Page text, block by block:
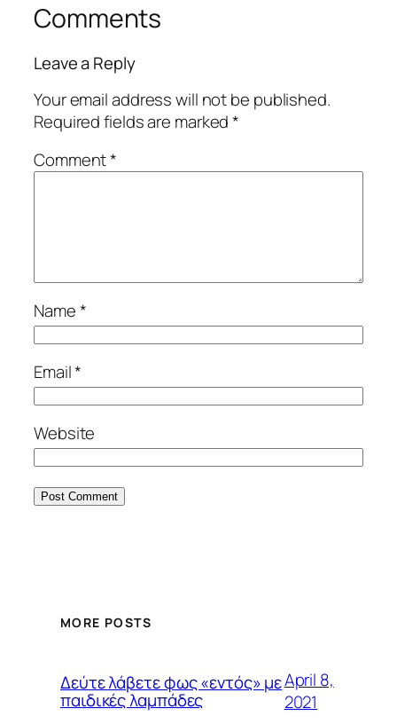
Comments
Leave a Reply
Your email address will not be published.
Required fields are marked*
Comment*
Name*
Email*
Website
MORE POSTS
Δεύτε λάβετε φως «εντός» με
παιδικές λαμπάδες
April 8,
2021